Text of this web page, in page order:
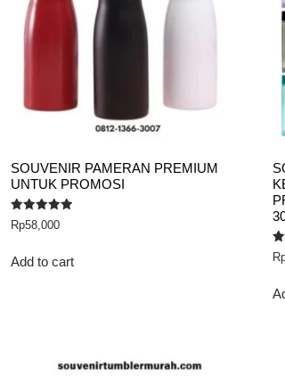
SOUVENIR PAMERAN PREMIUM
UNTUK PROMOSI
Rated
5.00
Rp58,000
Add to cart